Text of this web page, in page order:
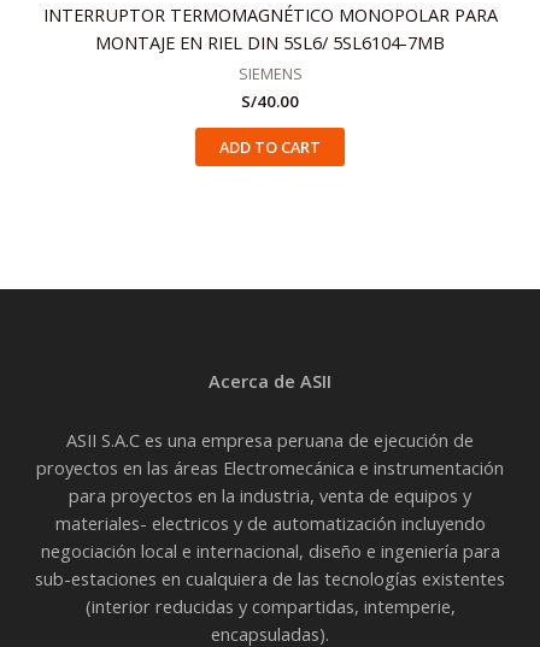
INTERRUPTOR TERMOMAGNÉTICO MONOPOLAR PARA
MONTAJE EN RIEL DIN 5SL6/ 5SL6104-7MB
SIEMENS
S/40.00
ADD TO CART
Acerca de ASII
ASII S.A.C es una empresa peruana de ejecución de
proyectos en las áreas Electromecánica e instrumentación
para proyectos en la industria, venta de equipos y
materiales- electricos y de automatización incluyendo
negociación local e internacional, diseño e ingeniería para
sub-estaciones en cualquiera de las tecnologías existentes
(interior reducidas y compartidas, intemperie,
encapsuladas).